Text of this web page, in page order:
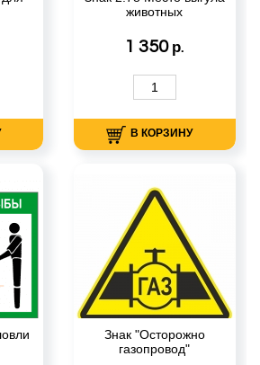
животных
1 350 р.
В КОРЗИНУ
Знак "Осторожно
газопровод"